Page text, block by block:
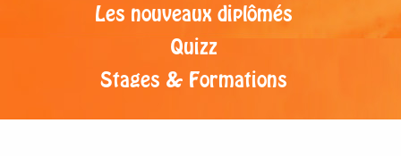
Les nouveaux diplômés
Quizz
Stages & Formations